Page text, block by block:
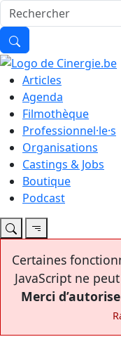
Articles
Agenda
Filmothèque
Professionnel·le·s
Organisations
Castings & Jobs
Boutique
Podcast
Certaines
JavaScript ne
Merci